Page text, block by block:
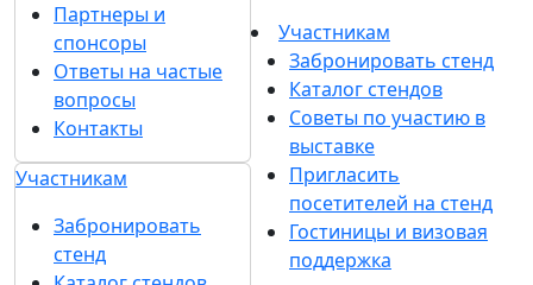
Партнеры и
спонсоры
Ответы на частые
вопросы
Контакты
Участникам
Забронировать
стенд
Участникам
Забронировать стенд
Каталог стендов
Советы по участию в
выставке
Пригласить
посетителей на стенд
Гостиницы и визовая
поддержка